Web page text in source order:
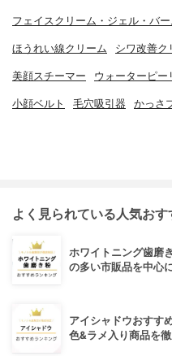
フェイスクリーム・ジェル・バー
ほうれい線クリーム シワ改善ク
美顔スチーマー ウォーターピー
小顔ベルト 毛穴吸引器 かっさ
よく見られている人気お
ホワイトニング歯磨
の多い市販品を中心
アイシャドウおすす
色&ラメ入り商品を徹